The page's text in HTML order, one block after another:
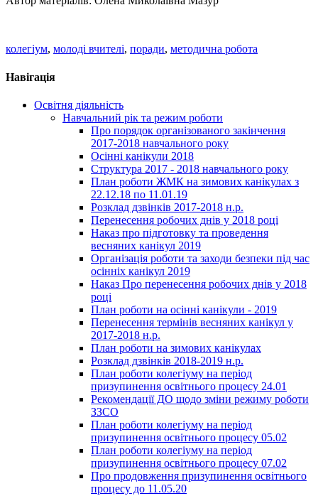
колегіум, молоді вчителі, поради, методична робота
Навігація
Освітня діяльність
Навчальний рік та режим роботи
Про порядок організованого закінчення
2017-2018 навчального року
Осінні канікули 2018
Структура 2017 - 2018 навчального року
План роботи ЖМК на зимових канікулах з
22.12.18 по 11.01.19
Розклад дзвінків 2017-2018 н.р.
Перенесення робочих днів у 2018 році
Наказ про підготовку та проведення
весняних канікул 2019
Організація роботи та заходи безпеки під час
осінніх канікул 2019
Наказ Про перенесення робочих днів у 2018
році
План роботи на осінні канікули - 2019
Перенесення термінів весняних канікул у
2017-2018 н.р.
План роботи на зимових канікулах
Розклад дзвінків 2018-2019 н.р.
План роботи колегіуму на період
призупинення освітнього процесу 24.01
Рекомендації ДО щодо зміни режиму роботи
ЗЗСО
План роботи колегіуму на період
призупинення освітнього процесу 05.02
План роботи колегіуму на період
призупинення освітнього процесу 07.02
Про продовження призупинення освітнього
процесу до 11.05.20